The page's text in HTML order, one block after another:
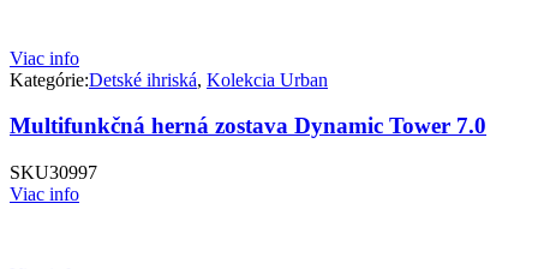
Viac info
Kategórie:Detské ihriská, Kolekcia Urban
Multifunkčná herná zostava Dynamic Tower 7.0
SKU30997
Viac info